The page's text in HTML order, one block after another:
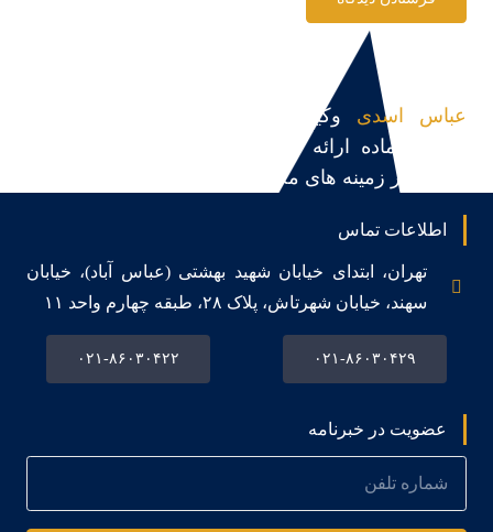
عباس اسدی وکیل پایه یک دادگستری و مشاور
حقوقی،آماده ارائه مشاوره حقوقی، قبول و پیگیری
پرونده در زمینه های مختلف می باشد.
اطلاعات تماس
تهران، ابتدای خیابان شهید بهشتی (عباس آباد)، خیابان
سهند، خیابان شهرتاش، پلاک ۲۸، طبقه چهارم واحد ۱۱
۰۲۱-۸۶۰۳۰۴۲۹ ۰۲۱-۸۶۰۳۰۴۲۲
عضویت در خبرنامه